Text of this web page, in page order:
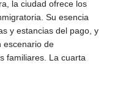
la ciudad ofrece los
Su esencia
y estancias del pago, y
escenario de
familiares. La cuarta